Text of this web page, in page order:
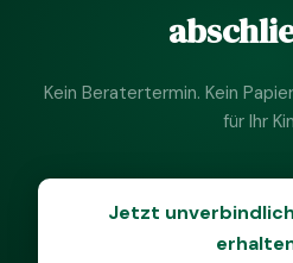
Kein Beratertermin. Kein
für Ihr
Jetzt